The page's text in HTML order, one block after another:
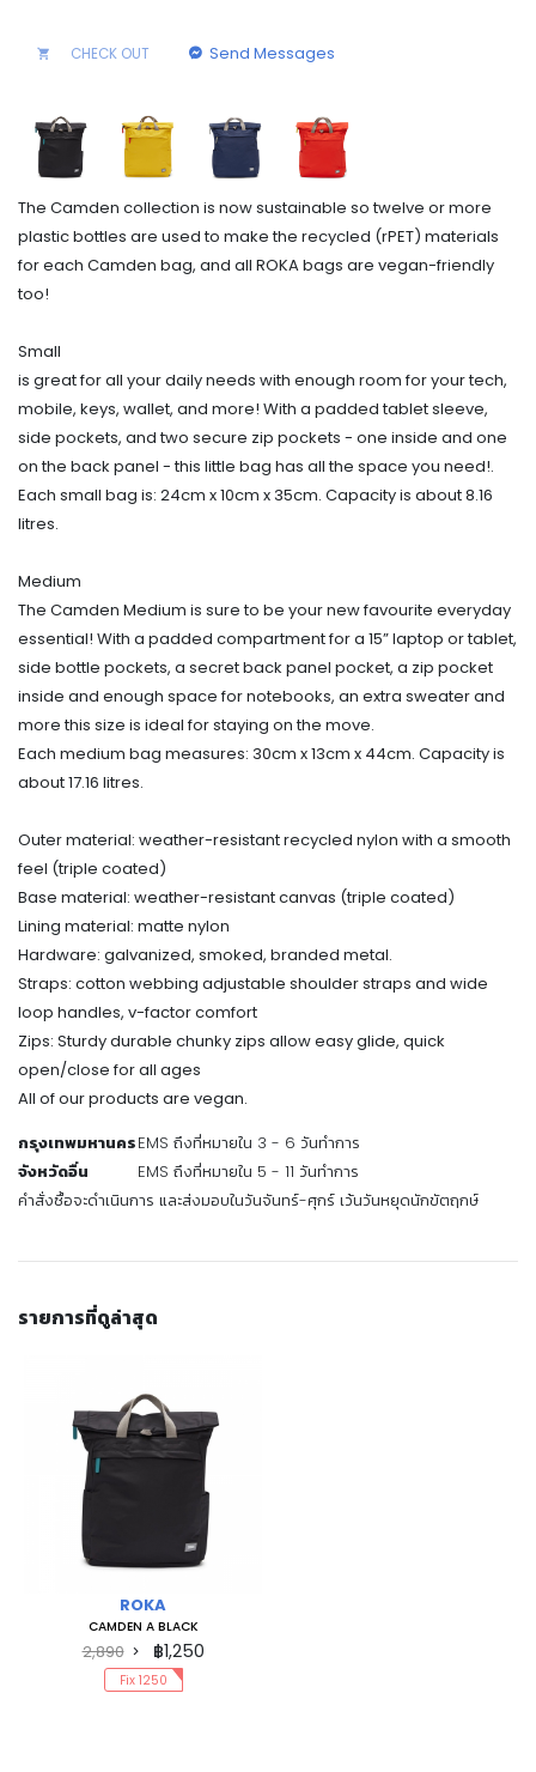
CHECK OUT Send Messages
The Camden collection is now sustainable so twelve or more
plastic bottles are used to make the recycled (rPET) materials
for each Camden bag, and all ROKA bags are vegan-friendly
too!
Small
is great for all your daily needs with enough room for your tech,
mobile, keys, wallet, and more! With a padded tablet sleeve,
side pockets, and two secure zip pockets - one inside and one
on the back panel - this little bag has all the space you need!.
Each small bag is: 24cm x 10cm x 35cm. Capacity is about 8.16
litres.
Medium
The Camden Medium is sure to be your new favourite everyday
essential! With a padded compartment for a 15” laptop or tablet,
side bottle pockets, a secret back panel pocket, a zip pocket
inside and enough space for notebooks, an extra sweater and
more this size is ideal for staying on the move.
Each medium bag measures: 30cm x 13cm x 44cm. Capacity is
about 17.16 litres.
Outer material: weather-resistant recycled nylon with a smooth
feel (triple coated)
Base material: weather-resistant canvas (triple coated)
Lining material: matte nylon
Hardware: galvanized, smoked, branded metal.
Straps: cotton webbing adjustable shoulder straps and wide
loop handles, v-factor comfort
Zips: Sturdy durable chunky zips allow easy glide, quick
open/close for all ages
All of our products are vegan.
กรุงเทพมหานครEMS ถึงที่หมายใน 3 - 6 วันทำการ
จังหวัดอื่น
EMS ถึงที่หมายใน 5 - 11 วันทำการ
คำสั่งซื้อจะดำเนินการ และส่งมอบในวันจันทร์-ศุกร์ เว้นวันหยุดนักขัตฤกษ์
รายการที่ดูล่าสุด
ROKA
CAMDEN A BLACK
2,890 ฿1,250
Fix 1250